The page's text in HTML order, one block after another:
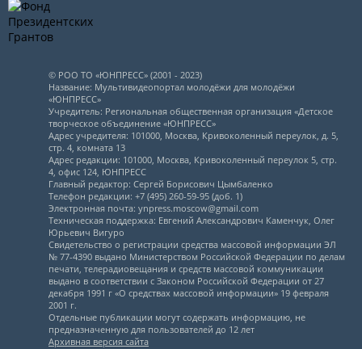
© РОО ТО «ЮНПРЕСС» (2001 - 2023)
Название: Мультивидеопортал молодёжи для молодёжи
«ЮНПРЕСС»
Учредитель: Региональная общественная организация «Детское
творческое объединение «ЮНПРЕСС»
Адрес учредителя: 101000, Москва, Кривоколенный переулок, д. 5,
стр. 4, комната 13
Адрес редакции: 101000, Москва, Кривоколенный переулок 5, стр.
4, офис 124, ЮНПРЕСС
Главный редактор: Сергей Борисович Цымбаленко
Телефон редакции: +7 (495) 260-59-95 (доб. 1)
Электронная почта: ynpress.moscow@gmail.com
Техническая поддержка: Евгений Александрович Каменчук, Олег
Юрьевич Вигуро
Свидетельство о регистрации средства массовой информации ЭЛ
№ 77-4390 выдано Министерством Российской Федерации по делам
печати, телерадиовещания и средств массовой коммуникации
выдано в соответствии с Законом Российской Федерации от 27
декабря 1991 г «О средствах массовой информации» 19 февраля
2001 г.
Отдельные публикации могут содержать информацию, не
предназначенную для пользователей до 12 лет
Архивная версия сайта